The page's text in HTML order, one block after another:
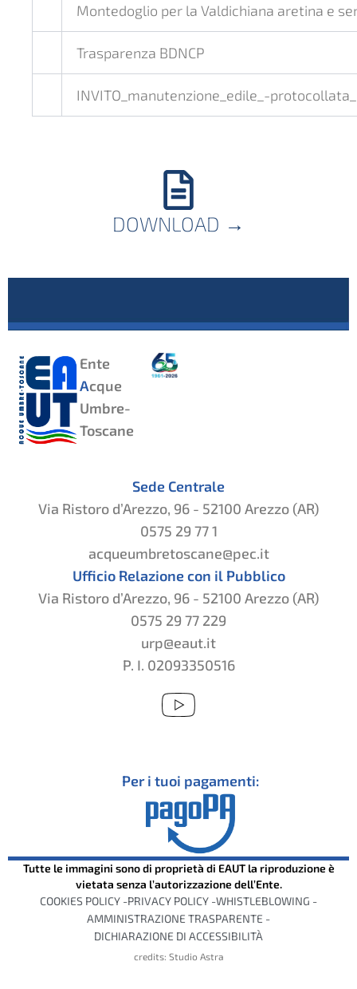
Montedoglio per la Valdichiana aretina e
Trasparenza BDNCP
INVITO_manutenzione_edile_-
DOWNLOAD →
Ente
Acque
Umbre-
Toscane
Sede Centrale
Via Ristoro d’Arezzo, 96 - 52100 Arezzo (AR)
0575 29 77 1
acqueumbretoscane@pec.it
Ufficio Relazione con il Pubblico
Via Ristoro d’Arezzo, 96 - 52100 Arezzo (AR)
0575 29 77 229
urp@eaut.it
P. I. 02093350516
Per i tuoi pagamenti:
Tutte le immagini sono di proprietà di EAUT la riproduzione è
vietata senza l’autorizzazione dell’Ente.
COOKIES POLICY -PRIVACY POLICY -WHISTLEBLOWING -
AMMINISTRAZIONE TRASPARENTE -
DICHIARAZIONE DI ACCESSIBILITÀ
credits: Studio Astra